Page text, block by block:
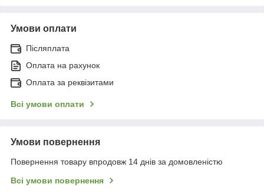
Умови оплати
Післяплата
Оплата на рахунок
Оплата за реквізитами
Всі умови оплати
Умови повернення
Повернення товару впродовж 14 днів за домовленістю
Всі умови повернення